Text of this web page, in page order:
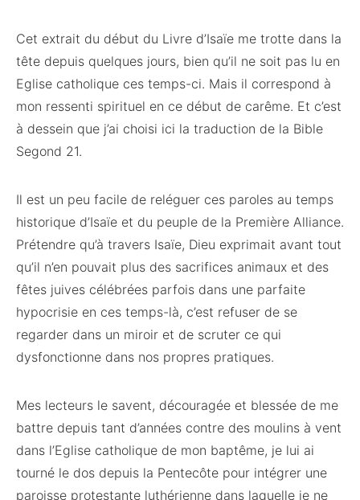
Cet extrait du début du Livre d’Isaïe me trotte dans la
tête depuis quelques jours, bien qu’il ne soit pas lu en
Eglise catholique ces temps-ci. Mais il correspond à
mon ressenti spirituel en ce début de carême. Et c’est
à dessein que j’ai choisi ici la traduction de la Bible
Segond 21.
Il est un peu facile de reléguer ces paroles au temps
historique d’Isaïe et du peuple de la Première Alliance.
Prétendre qu’à travers Isaïe, Dieu exprimait avant tout
qu’il n’en pouvait plus des sacrifices animaux et des
fêtes juives célébrées parfois dans une parfaite
hypocrisie en ces temps-là, c’est refuser de se
regarder dans un miroir et de scruter ce qui
dysfonctionne dans nos propres pratiques.
Mes lecteurs le savent, découragée et blessée de me
battre depuis tant d’années contre des moulins à vent
dans l’Eglise catholique de mon baptême, je lui ai
tourné le dos depuis la Pentecôte pour intégrer une
paroisse protestante luthérienne dans laquelle je ne